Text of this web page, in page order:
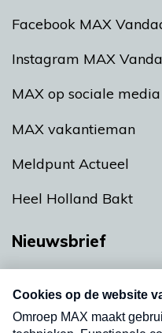
Facebook MAX
Instagram MAX
MAX op sociale media
MAX vakantieman
Meldpunt Actueel
Heel Holland Bakt
Nieuwsbrief
nieuwsbrief. Elke
uw mailbox.